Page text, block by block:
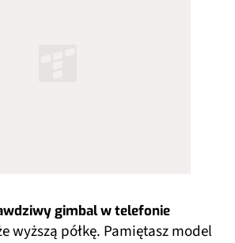
gimbal w telefonie
wyższą półkę. Pamiętasz model